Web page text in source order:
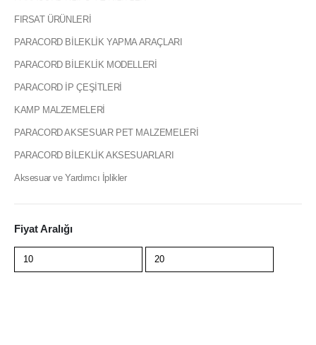
FIRSAT ÜRÜNLERİ
PARACORD BİLEKLİK YAPMA ARAÇLARI
PARACORD BİLEKLİK MODELLERİ
PARACORD İP ÇEŞİTLERİ
KAMP MALZEMELERİ
PARACORD AKSESUAR PET MALZEMELERİ
PARACORD BİLEKLİK AKSESUARLARI
Aksesuar ve Yardımcı İplikler
Fiyat Aralığı